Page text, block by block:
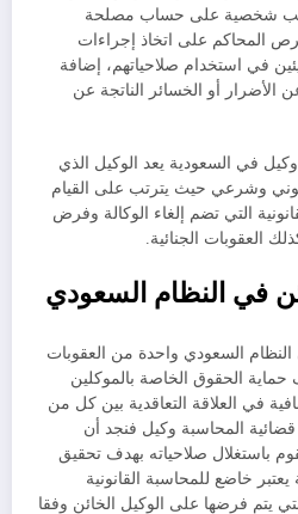
شخصية على حساب مصلحة
المحاكم على اتخاذ إجراءات
في استخدام صلاحياتهم، إضافة
الأضرار أو الخسائر الناتجة عن
في السعودية يعد الوكيل الذي
وشرعي حيث يترتب على القيام
التي تضم إلغاء الوكالة وفرض
العقوبات الجنائية.
في النظام السعودي
النظام السعودي واحدة من العقوبات
حماية الحقوق الخاصة بالموكلين
في العلاقة التعاقدية بين كل من
المحاسبة وكيل فنجد أن
باستغلال صلاحياته بهدف تحقيق
خاضع للمحاسبة القانونية
يتم فرضها على الوكيل الخائن وفقا